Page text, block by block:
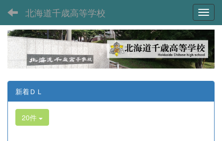
北海道千歳高等学校
新着ＤＬ
20件